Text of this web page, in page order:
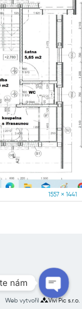
Full
1557 × 1441
Web vytvořil
Vivi Pic s.r.o.
nám
Open